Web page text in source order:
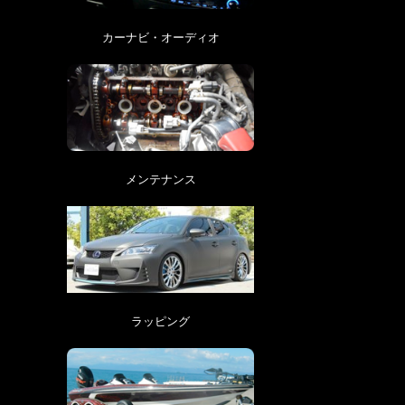
カーナビ・オーディオ
メンテナンス
ラッピング